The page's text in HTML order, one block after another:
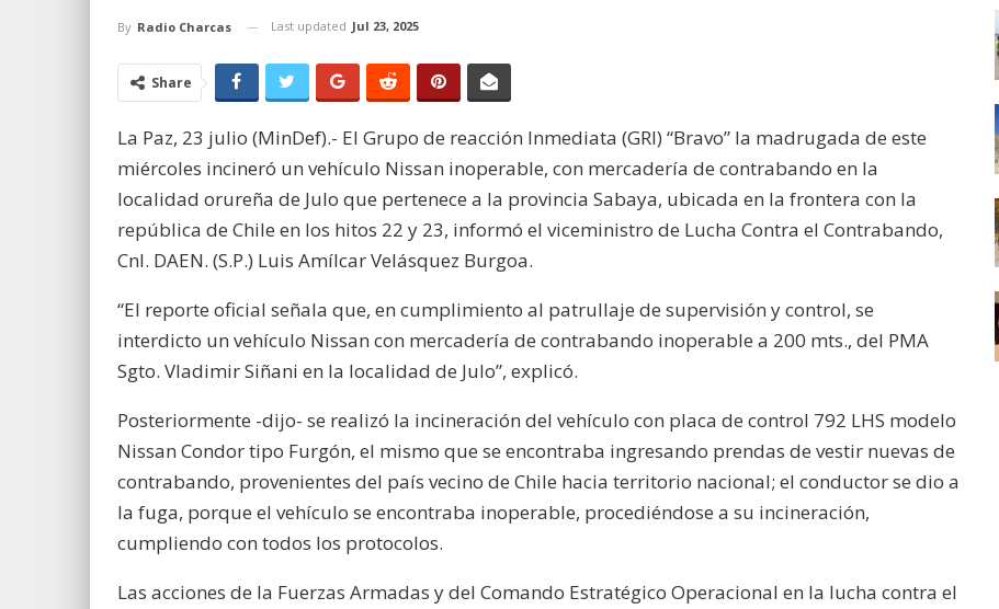
By Radio Charcas Last updated Jul 23, 2025
Share
La Paz, 23 julio (MinDef).- El Grupo de reacción Inmediata (GRI) “Bravo” la madrugada de este
miércoles incineró un vehículo Nissan inoperable, con mercadería de contrabando en la
localidad orureña de Julo que pertenece a la provincia Sabaya, ubicada en la frontera con la
república de Chile en los hitos 22 y 23, informó el viceministro de Lucha Contra el Contrabando,
Cnl. DAEN. (S.P.) Luis Amílcar Velásquez Burgoa.
“El reporte oficial señala que, en cumplimiento al patrullaje de supervisión y control, se
interdicto un vehículo Nissan con mercadería de contrabando inoperable a 200 mts., del PMA
Sgto. Vladimir Siñani en la localidad de Julo”, explicó.
Posteriormente -dijo- se realizó la incineración del vehículo con placa de control 792 LHS modelo
Nissan Condor tipo Furgón, el mismo que se encontraba ingresando prendas de vestir nuevas de
contrabando, provenientes del país vecino de Chile hacia territorio nacional; el conductor se dio a
la fuga, porque el vehículo se encontraba inoperable, procediéndose a su incineración,
cumpliendo con todos los protocolos.
Las acciones de la Fuerzas Armadas y del Comando Estratégico Operacional en la lucha contra el